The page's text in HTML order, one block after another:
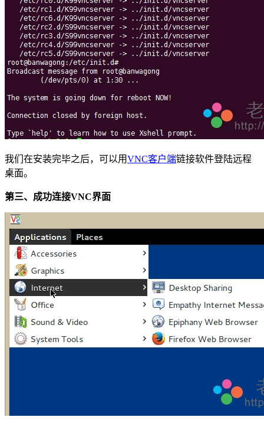
我们在安装完毕之后，可以用VNC客户端链接软件登陆远程
桌面。
第三、成功连接VNC界面